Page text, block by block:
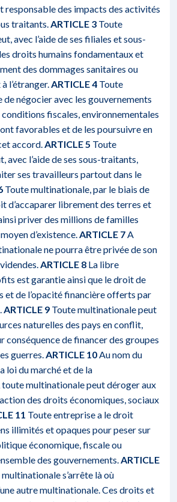
responsable des impacts des activités
traitants.ARTICLE 3 Toute
avec l’aide de ses filiales et sous-
droits humains fondamentaux et
des dommages sanitaires ou
l’étranger.ARTICLE 4 Toute
négocier avec les gouvernements
conditions fiscales, environnementales
favorables et de les poursuivre en
accord.ARTICLE 5 Toute
avec l’aide de ses sous-traitants,
ses travailleurs partout dans le
Toute multinationale, par le biais de
d’accaparer librement des terres et
priver des millions de familles
d’existence.ARTICLE 7A
ne pourra être privée de son
ARTICLE 8 La libre
est garantie ainsi que le droit de
et de l’opacité financière offerts par
ARTICLE 9 Toute multinationale peut
naturelles des pays en conflit,
conséquence de financer des groupes
guerres.ARTICLE 10Au nom du
loi du marché et de la
multinationale peut déroger aux
des droits économiques, sociaux
11 Toute entreprise a le droit
illimités et opaques pour peser sur
économique, fiscale ou
des gouvernements.ARTICLE
multinationale s’arrête là où
autre multinationale. Ces droits et